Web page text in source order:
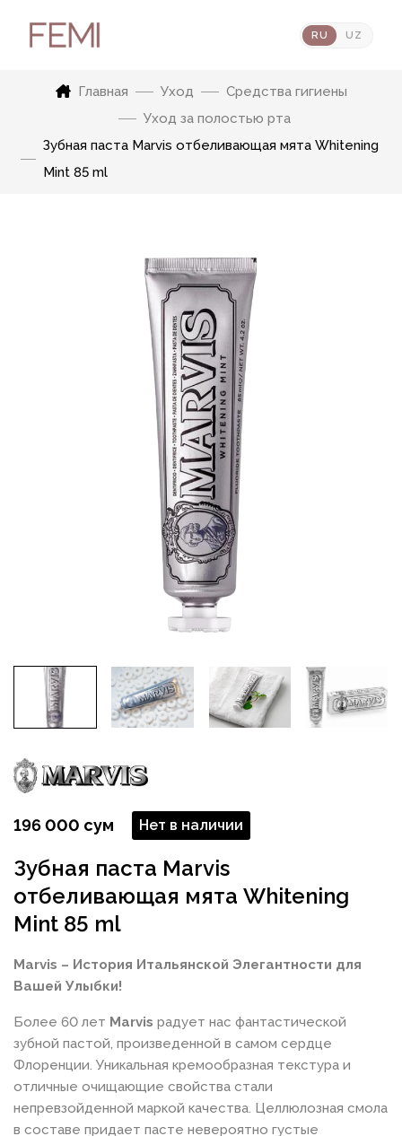
RU UZ
Главная Уход
Средства гигиены
Уход за полостью рта
Зубная паста Marvis отбеливающая мята Whitening
Mint 85 ml
196 000 сум Нет в наличии
Зубная паста Marvis
отбеливающая мята Whitening
Mint 85 ml
Marvis – История Итальянской Элегантности для
Вашей Улыбки!
Более 60 лет Marvis радует нас фантастической
зубной пастой, произведенной в самом сердце
Флоренции. Уникальная кремообразная текстура и
отличные очищающие свойства стали
непревзойденной маркой качества. Целлюлозная смола
в составе придает пасте невероятно густые